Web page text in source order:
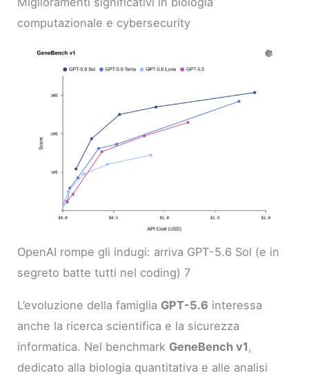
computazionale e cybersecurity
OpenAI rompe gli indugi: arriva GPT-5.6 Sol (e in
segreto batte tutti nel coding) 7
L’evoluzione della famiglia GPT-5.6 interessa
anche la ricerca scientifica e la sicurezza
informatica. Nel benchmark GeneBench v1 ,
dedicato alla biologia quantitativa e alle analisi